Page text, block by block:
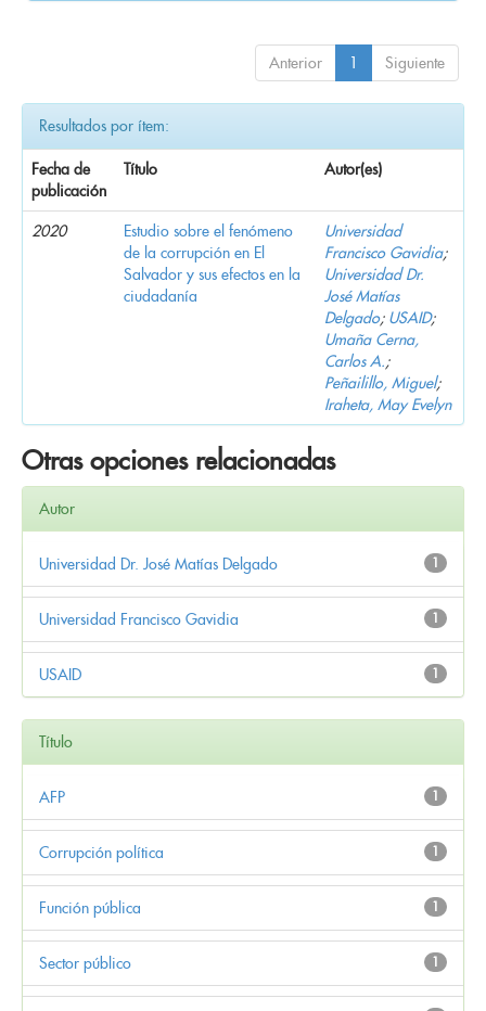
Anterior 1 Siguiente
Resultados por ítem:
Fecha de
publicación
Título Autor(es)
2020
Estudio sobre el fenómeno
de la corrupción en El
Salvador y sus efectos en la
ciudadanía
Universidad
Francisco Gavidia;
Universidad Dr.
José Matías
Delgado; USAID;
Umaña Cerna,
Carlos A.;
Peñailillo, Miguel;
Iraheta, May Evelyn
Otras opciones relacionadas
Autor
1
Universidad Dr. José Matías Delgado
1
Universidad Francisco Gavidia
1
USAID
Título
1
AFP
1
Corrupción política
1
Función pública
1
Sector público